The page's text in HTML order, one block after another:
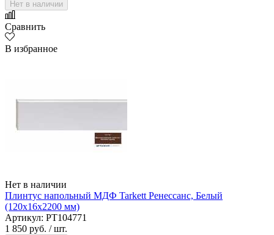
Нет в наличии
Сравнить
В избранное
Нет в наличии
Плинтус напольный МДФ Tarkett Ренессанс, Белый
(120х16х2200 мм)
Артикул: PT104771
1 850 руб. / шт.